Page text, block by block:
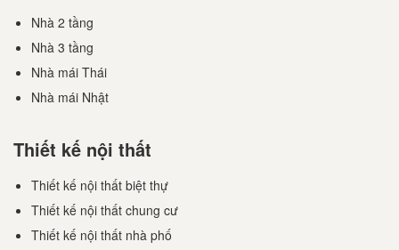
Nhà 2 tầng
Nhà 3 tầng
Nhà mái Thái
Nhà mái Nhật
Thiết kế nội thất
Thiết kế nội thất biệt thự
Thiết kế nội thất chung cư
Thiết kế nội thất nhà phố